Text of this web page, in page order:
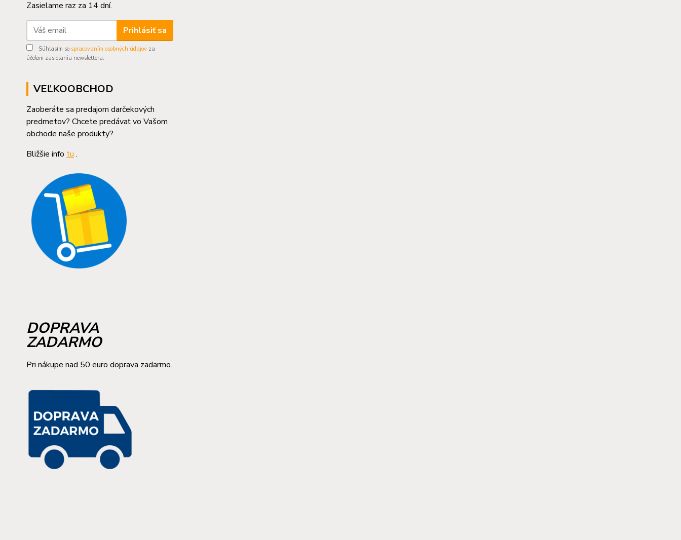
Zasielame raz za 14 dní.
Prihlásiť sa
Súhlasím so spracovaním osobných údajov za
účelom zasielania newslettera.
VEĽKOOBCHOD
Zaoberáte sa predajom darčekových
predmetov? Chcete predávať vo Vašom
obchode naše produkty?
Bližšie info tu .
DOPRAVA
ZADARMO
Pri nákupe nad 50 euro doprava zadarmo.